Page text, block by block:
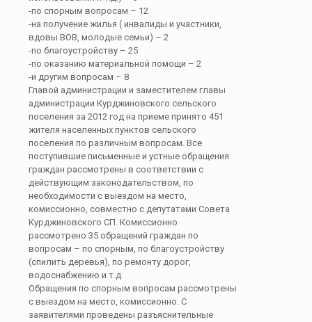
-по спорным вопросам – 12
-на получение жилья ( инвалиды и участники,
вдовы ВОВ, молодые семьи) – 2
-по благоустройству – 25
-по оказанию материальной помощи – 2
-и другим вопросам – 8
Главой администрации и заместителем главы
администрации Курджиновского сельского
поселения за 2012 год на приеме принято 451
жителя населенных пунктов сельского
поселения по различным вопросам. Все
поступившие письменные и устные обращения
граждан рассмотрены в соответствии с
действующим законодательством, по
необходимости с выездом на место,
комиссионно, совместно с депутатами Совета
Курджиновского СП. Комиссионно
рассмотрено 35 обращений граждан по
вопросам – по спорным, по благоустройству
(спилить деревья), по ремонту дорог,
водоснабжению и т.д.
Обращения по спорным вопросам рассмотрены
с выездом на место, комиссионно. С
заявителями проведены разъяснительные